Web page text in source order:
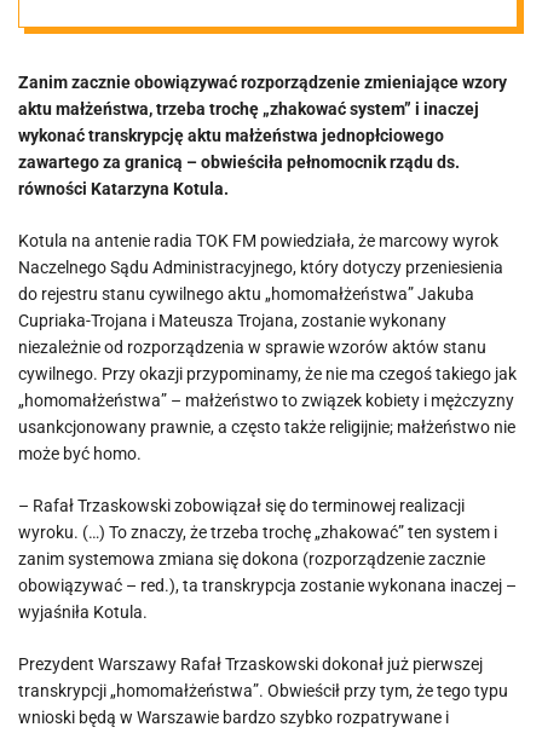
Minister Kotula
mówi o
„zhakowaniu
systemu”
Zanim zacznie obowiązywać rozporządzenie zmieniające wzory
aktu małżeństwa, trzeba trochę „zhakować system” i inaczej
wykonać transkrypcję aktu małżeństwa jednopłciowego
zawartego za granicą – obwieściła pełnomocnik rządu ds.
równości Katarzyna Kotula.
Kotula na antenie radia TOK FM powiedziała, że marcowy wyrok
Naczelnego Sądu Administracyjnego, który dotyczy przeniesienia
do rejestru stanu cywilnego aktu „homomałżeństwa” Jakuba
Cupriaka-Trojana i Mateusza Trojana, zostanie wykonany
niezależnie od rozporządzenia w sprawie wzorów aktów stanu
cywilnego. Przy okazji przypominamy, że nie ma czegoś takiego jak
„homomałżeństwa” – małżeństwo to związek kobiety i mężczyzny
usankcjonowany prawnie, a często także religijnie; małżeństwo nie
może być homo.
– Rafał Trzaskowski zobowiązał się do terminowej realizacji
wyroku. (…) To znaczy, że trzeba trochę „zhakować” ten system i
zanim systemowa zmiana się dokona (rozporządzenie zacznie
obowiązywać – red.), ta transkrypcja zostanie wykonana inaczej –
wyjaśniła Kotula.
Prezydent Warszawy Rafał Trzaskowski dokonał już pierwszej
transkrypcji „homomałżeństwa”. Obwieścił przy tym, że tego typu
wnioski będą w Warszawie bardzo szybko rozpatrywane i